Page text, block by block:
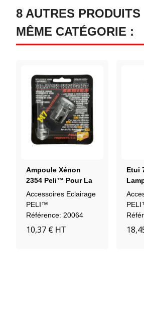
8 AUTRES
MÊME CATÉGORIE :
Ampoule Xénon
2354 Peli™ Pour La
Torche M7
Flashlite™
Accessoires Eclairage
PELI™
Référence: 20064
10,37 € HT
Etui
7610